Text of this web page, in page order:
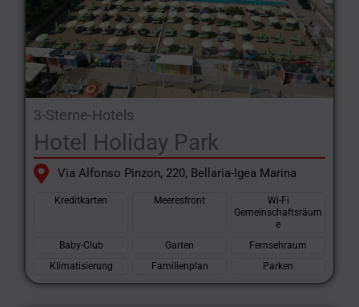
3-Sterne-Hotels
Hotel Holiday Park
Via Alfonso Pinzon, 220, Bellaria-Igea Marina
Kreditkarten Meeresfront
Wi-Fi
Gemeinschaftsräum
e
Baby-Club
Garten
Fernsehraum
Klimatisierung
Familienplan Parken